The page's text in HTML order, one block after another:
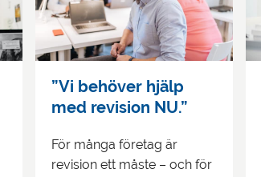
”Vi behöver hjälp
med revision NU.”
För många företag är
revision ett måste – och för